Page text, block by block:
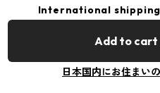
International
Add to cart
日本国内にお住まい